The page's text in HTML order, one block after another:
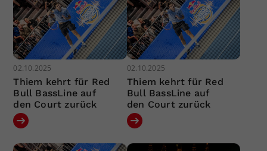
02.10.2025
Thiem kehrt für Red
Bull BassLine auf
den Court zurück
02.10.2025
Thiem kehrt für Red
Bull BassLine auf
den Court zurück